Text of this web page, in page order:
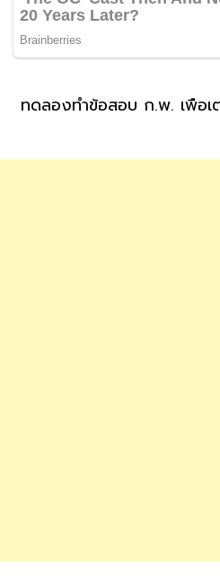
ทดลองทำข้อสอบ ก.พ. เพื่อ